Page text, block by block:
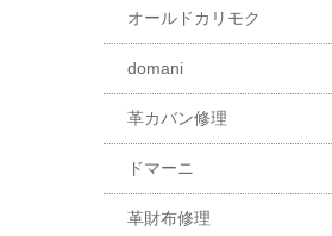
オールドカリモク
domani
革カバン修理
ドマーニ
革財布修理